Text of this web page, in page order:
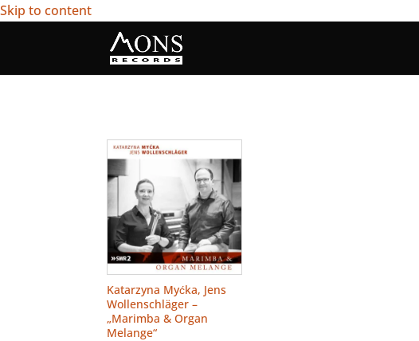
Skip to content
Katarzyna Myćka, Jens
Wollenschläger –
„Marimba & Organ
Melange“